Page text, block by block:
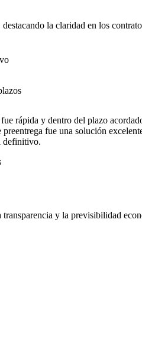
la claridad en los
rápida y dentro del plazo acordado.
fue una solución excelente
y la previsibilidad